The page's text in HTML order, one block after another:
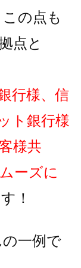
の点も
点と
行様、信
ト銀行様
様共
ーズに
！
一例で